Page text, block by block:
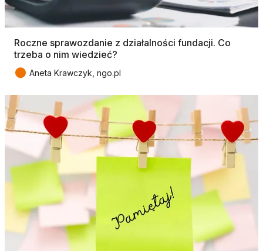
Roczne sprawozdanie z działalności fundacji. Co
trzeba o nim wiedzieć?
● Aneta Krawczyk, ngo.pl